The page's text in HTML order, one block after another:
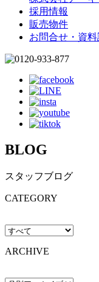
採用情報
販売物件
お問合せ・資
BLOG
スタッフブログ
CATEGORY
ARCHIVE